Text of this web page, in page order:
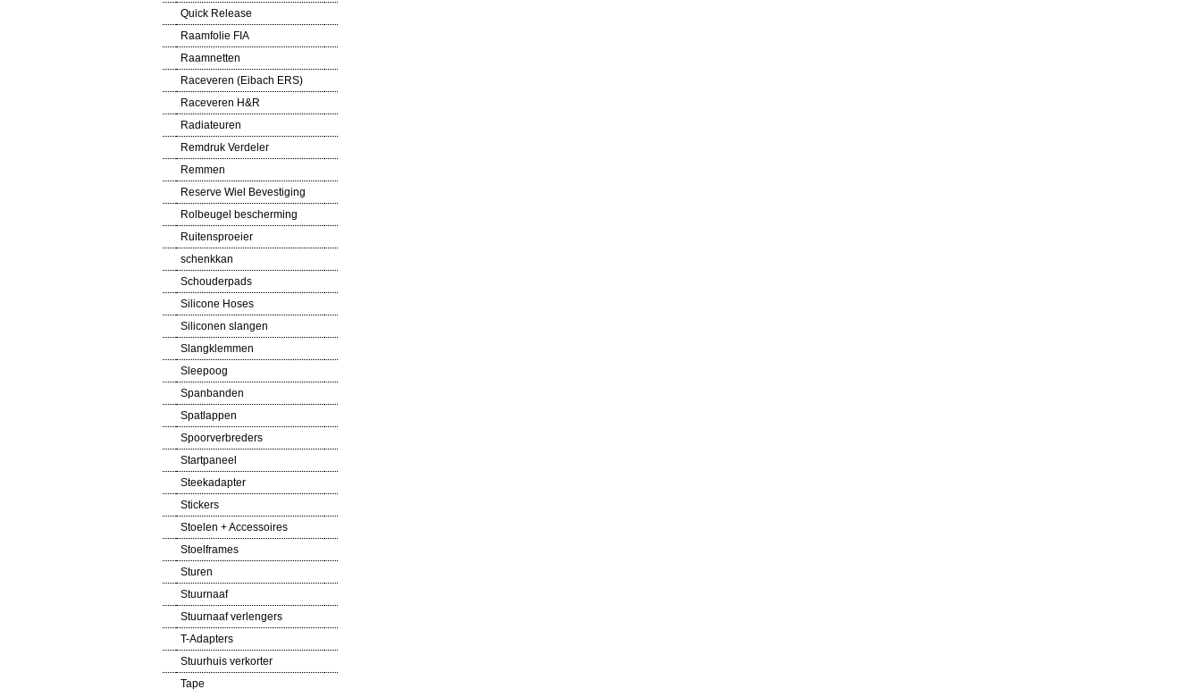
Quick Release
Raamfolie FIA
Raamnetten
Raceveren (Eibach ERS)
Raceveren H&R
Radiateuren
Remdruk Verdeler
Remmen
Reserve Wiel Bevestiging
Rolbeugel bescherming
Ruitensproeier
schenkkan
Schouderpads
Silicone Hoses
Siliconen slangen
Slangklemmen
Sleepoog
Spanbanden
Spatlappen
Spoorverbreders
Startpaneel
Steekadapter
Stickers
Stoelen + Accessoires
Stoelframes
Sturen
Stuurnaaf
Stuurnaaf verlengers
T-Adapters
Stuurhuis verkorter
Tape